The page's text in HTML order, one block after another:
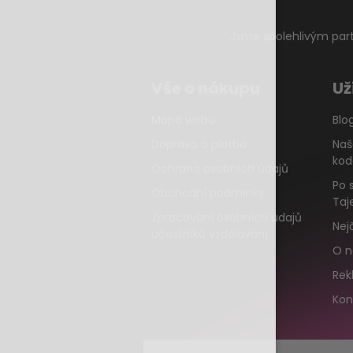
Jsme spolehlivým
Ochrana osobních údajů
Zpracování osobních údajů
Po
O